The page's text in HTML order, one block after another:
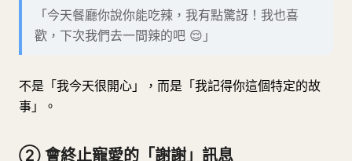
「今天餐廳你說你能吃辣，我有點驚訝！我也喜
歡，下次我們去一間辣的吧 😌」
不是「我今天很開心」，而是「我記得你這個特定的故
事」。
② 會終止寵愛的「謝謝」訊息